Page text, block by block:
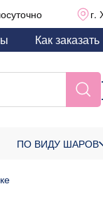
г.
Как заказать
ПО ВИДУ ШАРОВ